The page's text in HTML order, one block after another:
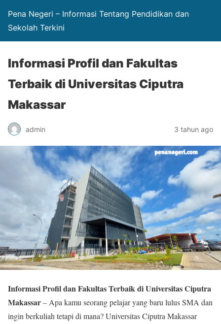
Pena Negeri – Informasi Tentang Pendidikan dan
Sekolah Terkini
Informasi Profil dan Fakultas
Terbaik di Universitas Ciputra
Makassar
admin 3 tahun ago
Informasi Profil dan Fakultas Terbaik di Universitas Ciputra
Makassar– Apa kamu seorang pelajar yang baru lulus SMA dan
ingin berkuliah tetapi di mana? Universitas Ciputra Makassar